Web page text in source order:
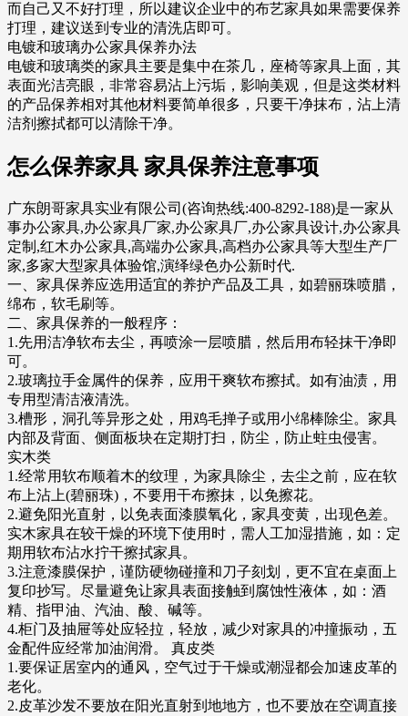
而自己又不好打理，所以建议企业中的布艺家具如果需要保养
打理，建议送到专业的清洗店即可。
电镀和玻璃办公家具保养办法
电镀和玻璃类的家具主要是集中在茶几，座椅等家具上面，其
表面光洁亮眼，非常容易沾上污垢，影响美观，但是这类材料
的产品保养相对其他材料要简单很多，只要干净抹布，沾上清
洁剂擦拭都可以清除干净。
怎么保养家具 家具保养注意事项
广东朗哥家具实业有限公司(咨询热线:400-8292-188)是一家从
事办公家具,办公家具厂家,办公家具厂,办公家具设计,办公家具
定制,红木办公家具,高端办公家具,高档办公家具等大型生产厂
家,多家大型家具体验馆,演绎绿色办公新时代.
一、家具保养应选用适宜的养护产品及工具，如碧丽珠喷腊，
绵布，软毛刷等。
二、家具保养的一般程序：
1.先用洁净软布去尘，再喷涂一层喷腊，然后用布轻抹干净即
可。
2.玻璃拉手金属件的保养，应用干爽软布擦拭。如有油渍，用
专用型清洁液清洗。
3.槽形，洞孔等异形之处，用鸡毛掸子或用小绵棒除尘。家具
内部及背面、侧面板块在定期打扫，防尘，防止蛀虫侵害。
实木类
1.经常用软布顺着木的纹理，为家具除尘，去尘之前，应在软
布上沾上(碧丽珠)，不要用干布擦抹，以免擦花。
2.避免阳光直射，以免表面漆膜氧化，家具变黄，出现色差。
实木家具在较干燥的环境下使用时，需人工加湿措施，如：定
期用软布沾水拧干擦拭家具。
3.注意漆膜保护，谨防硬物碰撞和刀子刻划，更不宜在桌面上
复印抄写。尽量避免让家具表面接触到腐蚀性液体，如：酒
精、指甲油、汽油、酸、碱等。
4.柜门及抽屉等处应轻拉，轻放，减少对家具的冲撞振动，五
金配件应经常加油润滑。 真皮类
1.要保证居室内的通风，空气过于干燥或潮湿都会加速皮革的
老化。
2.皮革沙发不要放在阳光直射到地地方，也不要放在空调直接